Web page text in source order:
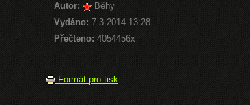
Autor:
Běhy
Vydáno: 7.3.2014 13:28
Přečteno: 4054456x
Formát pro tisk